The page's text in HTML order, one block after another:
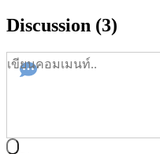
Discussion (3)